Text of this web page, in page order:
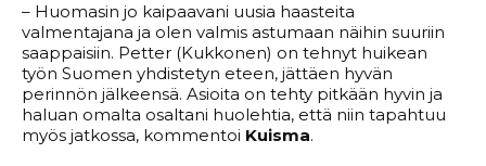
– Huomasin jo kaipaavani uusia haasteita
valmentajana ja olen valmis astumaan näihin suuriin
saappaisiin. Petter (Kukkonen) on tehnyt huikean
työn Suomen yhdistetyn eteen, jättäen hyvän
perinnön jälkeensä. Asioita on tehty pitkään hyvin ja
haluan omalta osaltani huolehtia, että niin tapahtuu
myös jatkossa, kommentoi Kuisma.